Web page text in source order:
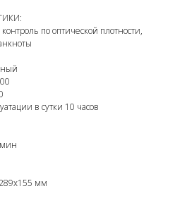
по оптической плотности,
в сутки 10 часов
мм